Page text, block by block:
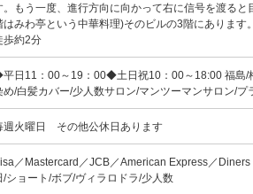
。もう一度、進行方向に向かって右に信号を渡る
はみわ亭という中華料理)そのビルの3階にありま
歩約2分
日11：00～19：00◆土日祝10：00～18:00 福島/
め/白髪カバー/少人数サロン/マンツーマンサロン/
週火曜日 その他公休日あります
／Mastercard／JCB／American Express／
/ショート/ボブ/ヴィラロドラ/少人数